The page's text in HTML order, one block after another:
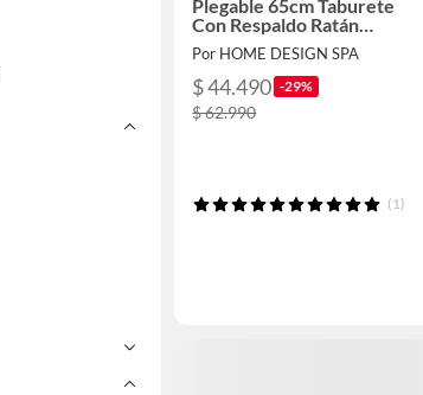
Plegable 65cm Taburete
Con Respaldo Ratán
Vintage
Por HOME DESIGN SPA
$ 44.490 -29%
$ 62.990
(1)